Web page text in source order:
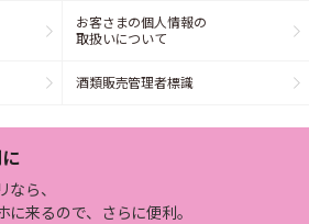
お客さまの個人情報の
取扱いについて
酒類販売管理者標識
ら、
来るので、さらに便利。